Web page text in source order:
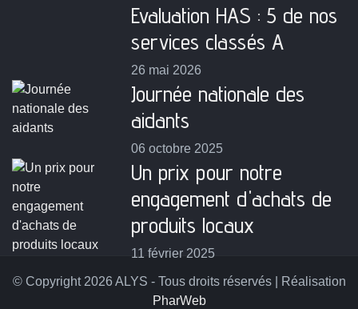
Evaluation HAS : 5 de nos
services classés A
26 mai 2026
Journée nationale des
aidants
06 octobre 2025
Un prix pour notre
engagement d'achats de
produits locaux
11 février 2025
© Copyright 2026 ALYS - Tous droits réservés | Réalisation
PharWeb